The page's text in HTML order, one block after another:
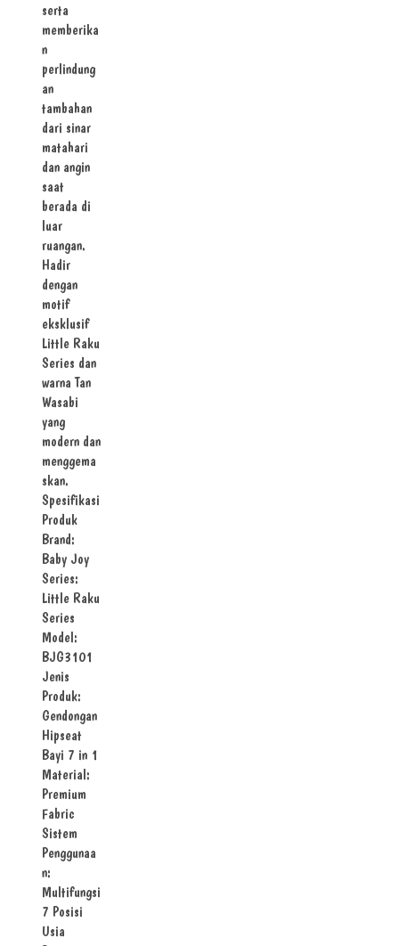
serta
memberika
n
perlindung
an
tambahan
dari sinar
matahari
dan angin
saat
berada di
luar
ruangan.
Hadir
dengan
motif
eksklusif
Little Raku
Series dan
warna Tan
Wasabi
yang
modern dan
menggema
skan.
Spesifikasi
Produk
Brand:
Baby Joy
Series:
Little Raku
Series
Model:
BJG3101
Jenis
Produk:
Gendongan
Hipseat
Bayi 7 in 1
Material:
Premium
Fabric
Sistem
Penggunaa
n:
Multifungsi
7 Posisi
Usia